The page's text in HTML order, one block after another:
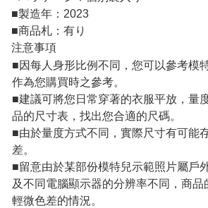
■製造年：2023
■商品札：有り
注意事項
■因每人身形比例不同，您可以參考模
作為您購買時之參考。
■建議可將您日常穿著的衣服平放，量
品的尺寸表，找出您合適的尺碼。
■由於量度方式不同，實際尺寸有可能
差。
■留意由於某部份模特兒示範照片屬戶
及不同電腦顯示器的分辨率不同，商品
輕微色差的情況。